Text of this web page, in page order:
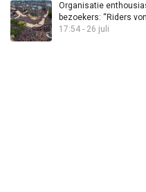
Organisatie
bezoekers: “Riders
17:54 - 26 juli